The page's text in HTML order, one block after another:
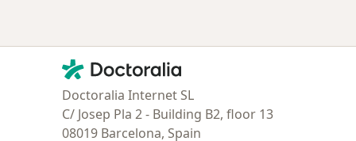
Contacto
Doctoralia - Página de inicio
Doctoralia Internet SL
C/ Josep Pla 2 - Building B2, floor 13
08019 Barcelona, Spain